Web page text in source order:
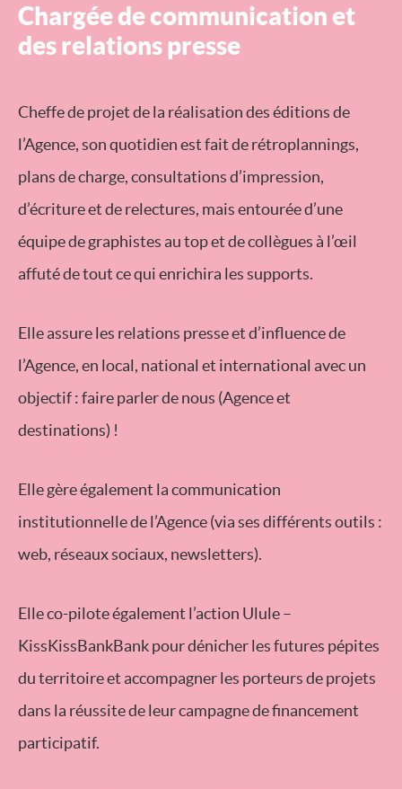
Chargée de communication et
des relations presse
Cheffe de projet de la réalisation des éditions de
l’Agence, son quotidien est fait de rétroplannings,
plans de charge, consultations d’impression,
d’écriture et de relectures, mais entourée d’une
équipe de graphistes au top et de collègues à l’œil
affuté de tout ce qui enrichira les supports.
Elle assure les relations presse et d’influence de
l’Agence, en local, national et international avec un
objectif : faire parler de nous (Agence et
destinations) !
Elle gère également la communication
institutionnelle de l’Agence (via ses différents outils :
web, réseaux sociaux, newsletters).
Elle co-pilote également l’action Ulule –
KissKissBankBank pour dénicher les futures pépites
du territoire et accompagner les porteurs de projets
dans la réussite de leur campagne de financement
participatif.